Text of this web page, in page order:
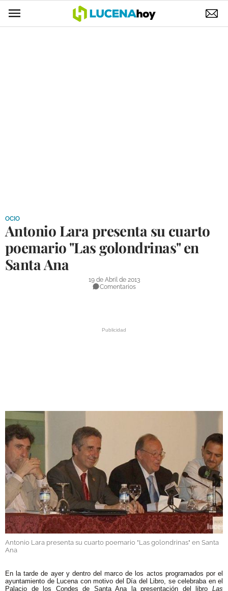
DEPORTES
COMPETICIONES
OBRAS
NECROLÓGICAS
GALERÍAS
OCIO
Antonio Lara presenta su cuarto
poemario "Las golondrinas" en
Santa Ana
19 de Abril de 2013
Comentarios
Antonio Lara presenta su cuarto poemario "Las golondrinas" en Santa
Ana
En la tarde de ayer y dentro del marco de los actos programados por el
ayuntamiento de Lucena con motivo del Día del Libro, se celebraba en el
Palacio de los Condes de Santa Ana la presentación del libro Las